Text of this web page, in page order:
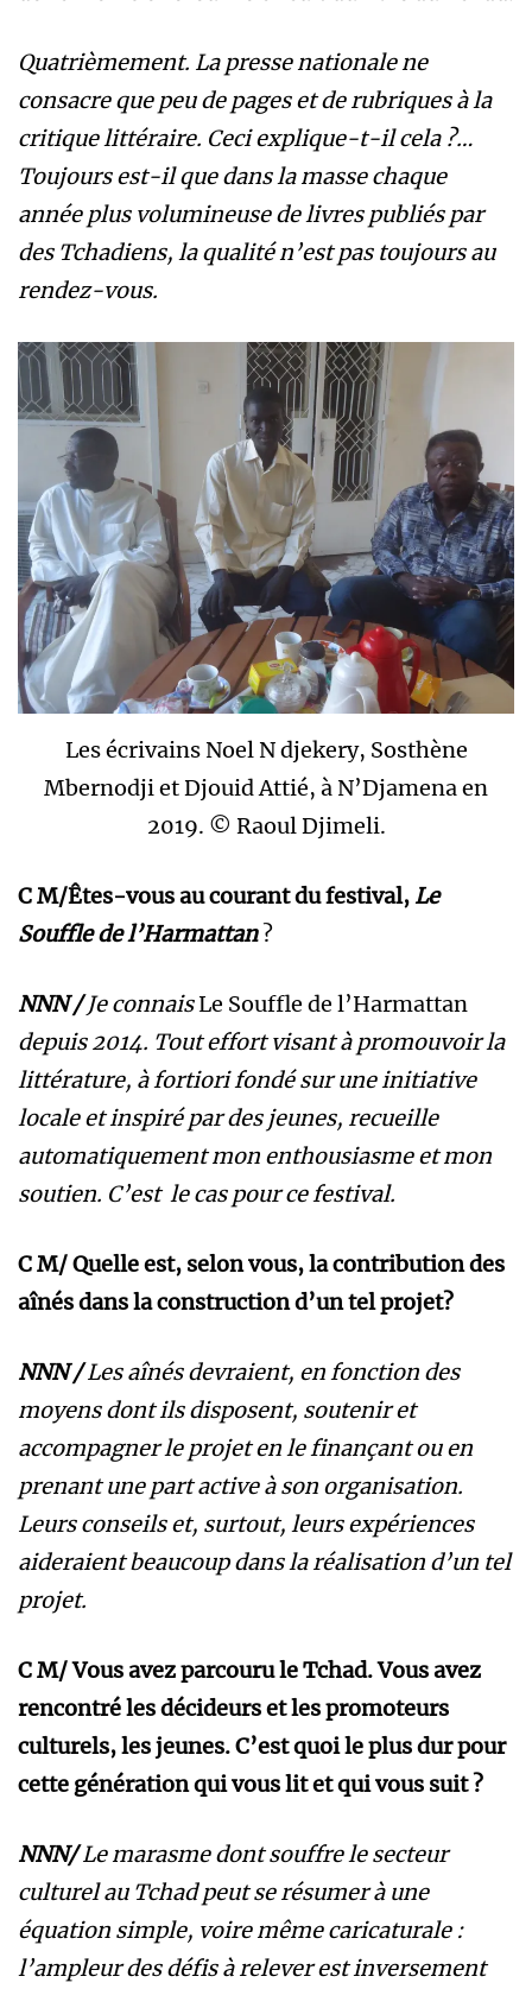
Quatrièmement. La presse nationale ne
consacre que peu de pages et de rubriques à la
critique littéraire. Ceci explique-t-il cela ?…
Toujours est-il que dans la masse chaque
année plus volumineuse de livres publiés par
des Tchadiens, la qualité n’est pas toujours au
rendez-vous.
Les écrivains Noel N djekery, Sosthène
Mbernodji et Djouid Attié, à N’Djamena en
2019. © Raoul Djimeli.
C M/Êtes-vous au courant du festival, Le
Souffle de l’Harmattan?
NNN /Je connaisLe Souffle de l’Harmattan
depuis 2014. Tout effort visant à promouvoir la
littérature, à fortiori fondé sur une initiative
locale et inspiré par des jeunes, recueille
automatiquement mon enthousiasme et mon
soutien. C’est le cas pour ce festival.
C M/ Quelle est, selon vous, la contribution des
aînés dans la construction d’un tel projet?
NNN /Les aînés devraient, en fonction des
moyens dont ils disposent, soutenir et
accompagner le projet en le finançant ou en
prenant une part active à son organisation.
Leurs conseils et, surtout, leurs expériences
aideraient beaucoup dans la réalisation d’un tel
projet.
C M/ Vous avez parcouru le Tchad. Vous avez
rencontré les décideurs et les promoteurs
culturels, les jeunes. C’est quoi le plus dur pour
cette génération qui vous lit et qui vous suit ?
NNN/Le marasme dont souffre le secteur
culturel au Tchad peut se résumer à une
équation simple, voire même caricaturale :
l’ampleur des défis à relever est inversement